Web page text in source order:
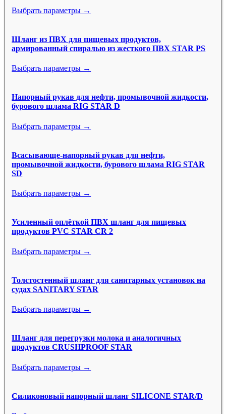
Выбрать параметры →
Шланг из ПВХ для пищевых продуктов,
армированный спиралью из жесткого ПВХ STAR PS
Выбрать параметры →
Напорный рукав для нефти, промывочной жидкости,
бурового шлама RIG STAR D
Выбрать параметры →
Всасывающе-напорный рукав для нефти,
промывочной жидкости, бурового шлама RIG STAR
SD
Выбрать параметры →
Усиленный оплёткой ПВХ шланг для пищевых
продуктов PVC STAR CR 2
Выбрать параметры →
Толстостенный шланг для санитарных установок на
судах SANITARY STAR
Выбрать параметры →
Шланг для перегрузки молока и аналогичных
продуктов CRUSHPROOF STAR
Выбрать параметры →
Силиконовый напорный шланг SILICONE STAR/D